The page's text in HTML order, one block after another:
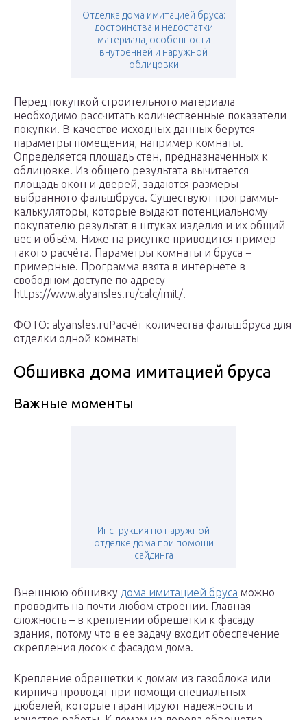
Отделка дома имитацией бруса:
достоинства и недостатки
материала, особенности
внутренней и наружной
облицовки
Перед покупкой строительного материала
необходимо рассчитать количественные показатели
покупки. В качестве исходных данных берутся
параметры помещения, например комнаты.
Определяется площадь стен, предназначенных к
облицовке. Из общего результата вычитается
площадь окон и дверей, задаются размеры
выбранного фальшбруса. Существуют программы-
калькуляторы, которые выдают потенциальному
покупателю результат в штуках изделия и их общий
вес и объём. Ниже на рисунке приводится пример
такого расчёта. Параметры комнаты и бруса −
примерные. Программа взята в интернете в
свободном доступе по адресу
https://www.alyansles.ru/calc/imit/.
ФОТО: alyansles.ruРасчёт количества фальшбруса для
отделки одной комнаты
Обшивка дома имитацией бруса
Важные моменты
Инструкция по наружной
отделке дома при помощи
сайдинга
Внешнюю обшивку дома имитацией бруса можно
проводить на почти любом строении. Главная
сложность – в креплении обрешетки к фасаду
здания, потому что в ее задачу входит обеспечение
скрепления досок с фасадом дома.
Крепление обрешетки к домам из газоблока или
кирпича проводят при помощи специальных
дюбелей, которые гарантируют надежность и